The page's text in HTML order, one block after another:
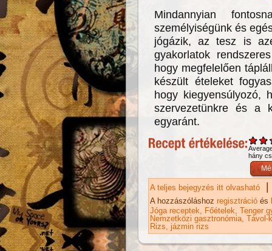
Mindannyian
személyiségünk és
jógázik, az tesz is
gyakorlatok
hogy megfelelően
készült ételeket
hogy kiegyensúlyozó,
szervezetünkre és a
egyaránt.
hány
A teljes bejegyzés itt olvasható |
A hozzászóláshoz regisztráció és
Jóga receptek
Főételek Tenger
Nemzetközi gasztronómia Távol-
Rizs
jázmin rizs